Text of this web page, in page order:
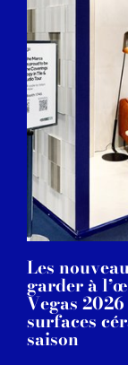
Les
garder à
Vegas
surfaces
saison